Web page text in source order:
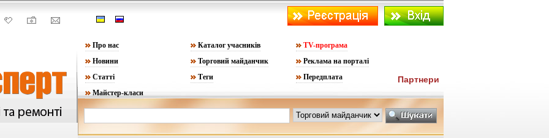
Про нас Каталог учасників
TV-програма
Новини
Торговий майданчик
Реклама на порталі
Статті
Теги
Передплата
Майстер-класи
Партнери